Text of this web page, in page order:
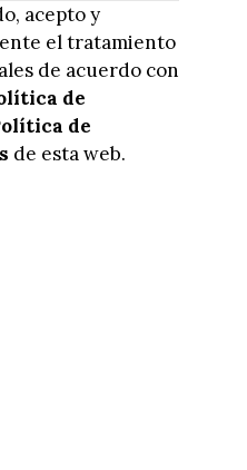
acepto y
el tratamiento
de acuerdo con
de
de
de esta web.